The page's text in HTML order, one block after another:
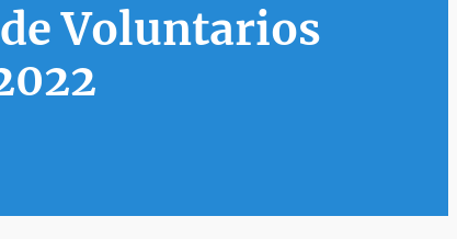
Voluntarios